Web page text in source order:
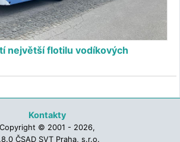
největší flotilu vodíkových
Kontakty
Copyright © 2001 - 2026,
ČSAD SVT Praha, s.r.o.